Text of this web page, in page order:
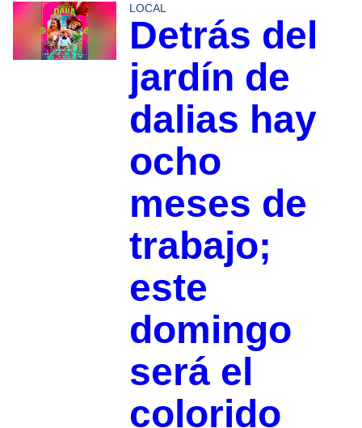
LOCAL
Detrás del
jardín de
dalias hay
ocho
meses de
trabajo;
este
domingo
será el
colorido